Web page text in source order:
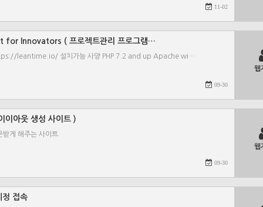
11-02
Innovators ( 프로젝트관리 프로그램…
leantime.io/ 설치가능 사양 PHP 7.2 and up Apache wi…
09-30
웹
아웃 생성 사이트 )
받게 해주는 사이트
09-30
웹
접속